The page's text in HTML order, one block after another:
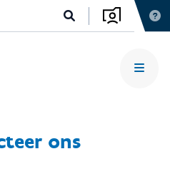
ons